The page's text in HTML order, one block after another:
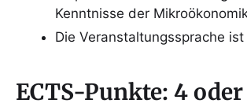
Kenntnisse der
Die Veranstaltungssprache
ECTS-Punkte: 4 oder